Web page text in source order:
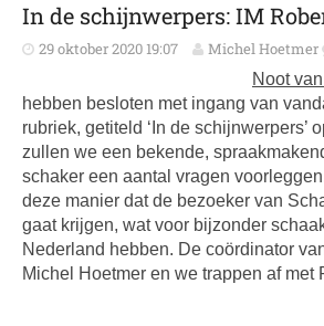
In de schijnwerpers: IM
29 oktober 2020 19:07 Michel Hoetmer
Noot
hebben besloten met ingang van
rubriek, getiteld ‘In de schijnwerpers’
zullen we een bekende,
schaker een aantal vragen
deze manier dat de bezoeker van
gaat krijgen, wat voor bijzonder
Nederland hebben. De coördinator
Michel Hoetmer en we trappen af met